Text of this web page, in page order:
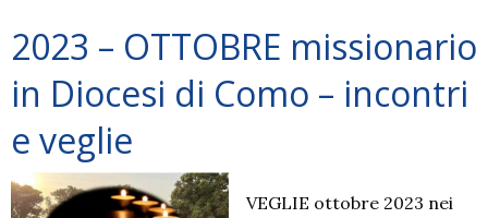
2023 – OTTOBRE missionario
in Diocesi di Como – incontri
e veglie
VEGLIE ottobre 2023 nei